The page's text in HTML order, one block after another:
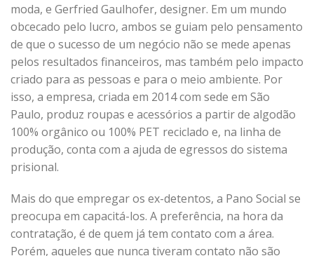
moda, e Gerfried Gaulhofer, designer. Em um mundo
obcecado pelo lucro, ambos se guiam pelo pensamento
de que o sucesso de um negócio não se mede apenas
pelos resultados financeiros, mas também pelo impacto
criado para as pessoas e para o meio ambiente. Por
isso, a empresa, criada em 2014 com sede em São
Paulo, produz roupas e acessórios a partir de algodão
100% orgânico ou 100% PET reciclado e, na linha de
produção, conta com a ajuda de egressos do sistema
prisional.
Mais do que empregar os ex-detentos, a Pano Social se
preocupa em capacitá-los. A preferência, na hora da
contratação, é de quem já tem contato com a área.
Porém, aqueles que nunca tiveram contato não são